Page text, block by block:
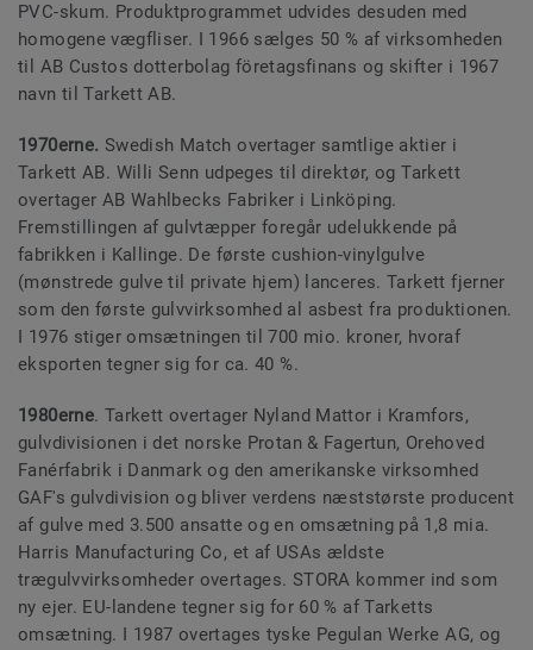
PVC-skum. Produktprogrammet udvides desuden med
homogene vægfliser. I 1966 sælges 50 % af virksomheden
til AB Custos dotterbolag företagsfinans og skifter i 1967
navn til Tarkett AB.
1970erne. Swedish Match overtager samtlige aktier i
Tarkett AB. Willi Senn udpeges til direktør, og Tarkett
overtager AB Wahlbecks Fabriker i Linköping.
Fremstillingen af gulvtæpper foregår udelukkende på
fabrikken i Kallinge. De første cushion-vinylgulve
(mønstrede gulve til private hjem) lanceres. Tarkett fjerner
som den første gulvvirksomhed al asbest fra produktionen.
I 1976 stiger omsætningen til 700 mio. kroner, hvoraf
eksporten tegner sig for ca. 40 %.
1980erne. Tarkett overtager Nyland Mattor i Kramfors,
gulvdivisionen i det norske Protan & Fagertun, Orehoved
Fanérfabrik i Danmark og den amerikanske virksomhed
GAF's gulvdivision og bliver verdens næststørste producent
af gulve med 3.500 ansatte og en omsætning på 1,8 mia.
Harris Manufacturing Co, et af USAs ældste
trægulvvirksomheder overtages. STORA kommer ind som
ny ejer. EU-landene tegner sig for 60 % af Tarketts
omsætning. I 1987 overtages tyske Pegulan Werke AG, og